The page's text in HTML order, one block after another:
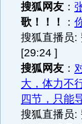
搜狐网友 ：
歌！！！
：
搜狐直播员:
[29:24 ]
搜狐网友 ：
大，体力不
四节，只能
搜狐直播员: